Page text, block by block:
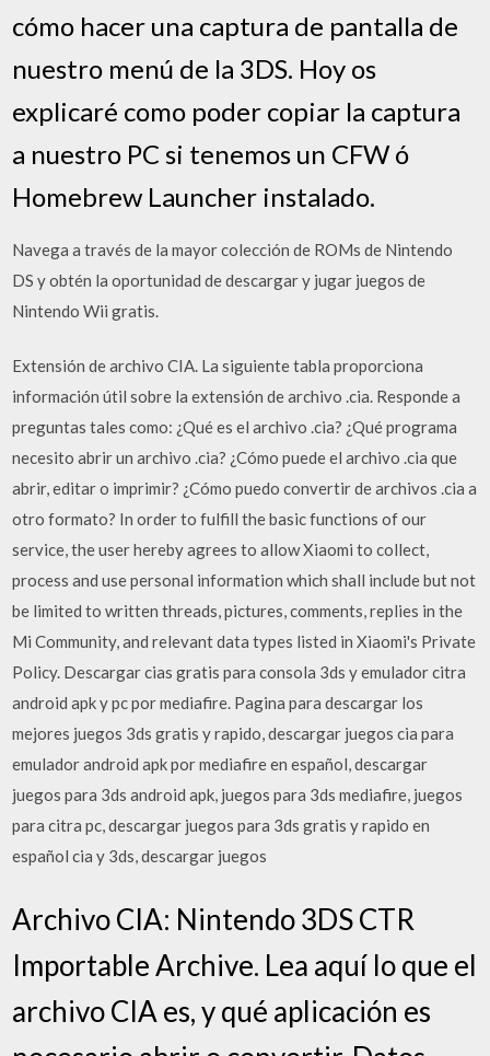
cómo hacer una captura de pantalla de
nuestro menú de la 3DS. Hoy os
explicaré como poder copiar la captura
a nuestro PC si tenemos un CFW ó
Homebrew Launcher instalado.
Navega a través de la mayor colección de ROMs de Nintendo
DS y obtén la oportunidad de descargar y jugar juegos de
Nintendo Wii gratis.
Extensión de archivo CIA. La siguiente tabla proporciona
información útil sobre la extensión de archivo .cia. Responde a
preguntas tales como: ¿Qué es el archivo .cia? ¿Qué programa
necesito abrir un archivo .cia? ¿Cómo puede el archivo .cia que
abrir, editar o imprimir? ¿Cómo puedo convertir de archivos .cia a
otro formato? In order to fulfill the basic functions of our
service, the user hereby agrees to allow Xiaomi to collect,
process and use personal information which shall include but not
be limited to written threads, pictures, comments, replies in the
Mi Community, and relevant data types listed in Xiaomi's Private
Policy. Descargar cias gratis para consola 3ds y emulador citra
android apk y pc por mediafire. Pagina para descargar los
mejores juegos 3ds gratis y rapido, descargar juegos cia para
emulador android apk por mediafire en español, descargar
juegos para 3ds android apk, juegos para 3ds mediafire, juegos
para citra pc, descargar juegos para 3ds gratis y rapido en
español cia y 3ds, descargar juegos
Archivo CIA: Nintendo 3DS CTR
Importable Archive. Lea aquí lo que el
archivo CIA es, y qué aplicación es